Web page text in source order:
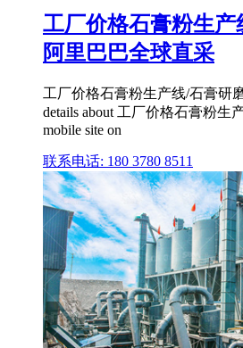
工厂价格石膏粉生
阿里巴巴全球直采
工厂价格石膏粉生产线/石膏研
details about 工厂价格石膏粉生
mobile site on
联系电话: 180 3780 8511